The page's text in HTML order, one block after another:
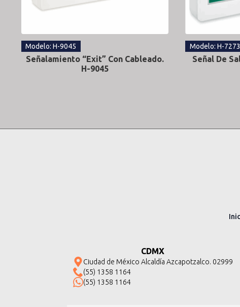
Modelo: H-9045
Señalamiento “Exit” Con Cableado.
H-9045
Modelo: H-7273
Señal De
CDMX
Ciudad de México Alcaldía Azcapotzalco. 02999
(55) 1358 1164
(55) 1358 1164